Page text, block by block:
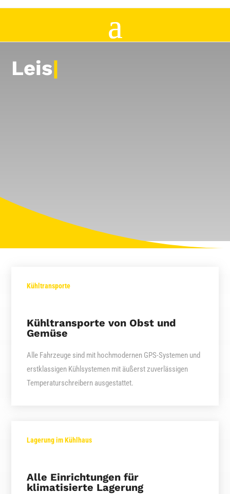
Leistun
Kühltransporte
Kühltransporte von Obst und
Gemüse
Alle Fahrzeuge sind mit hochmodernen GPS-Systemen und
erstklassigen Kühlsystemen mit äußerst zuverlässigen
Temperaturschreibern ausgestattet.
Lagerung im Kühlhaus
Alle Einrichtungen für
klimatisierte Lagerung